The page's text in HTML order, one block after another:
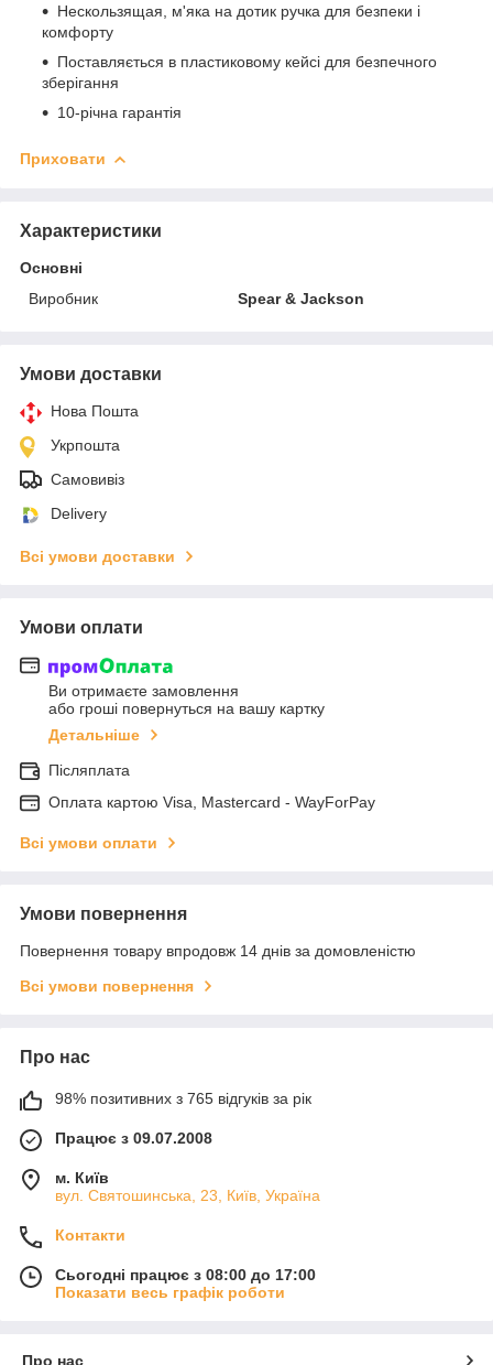
Нескользящая, м'яка на дотик ручка для безпеки і
комфорту
Поставляється в пластиковому кейсі для безпечного
зберігання
10-річна гарантія
Приховати
Характеристики
Основні
Виробник
Spear & Jackson
Умови доставки
Нова Пошта
Укрпошта
Самовивіз
Delivery
Всі умови доставки
Умови оплати
Ви отримаєте замовлення
або гроші повернуться на вашу картку
Детальніше
Післяплата
Оплата картою Visa, Mastercard - WayForPay
Всі умови оплати
Умови повернення
Повернення товару впродовж 14 днів за домовленістю
Всі умови повернення
Про нас
98% позитивних з 765 відгуків за рік
Працює з 09.07.2008
м. Київ
вул. Святошинська, 23, Київ, Україна
Контакти
Сьогодні працює з 08:00 до 17:00
Показати весь графік роботи
Про нас